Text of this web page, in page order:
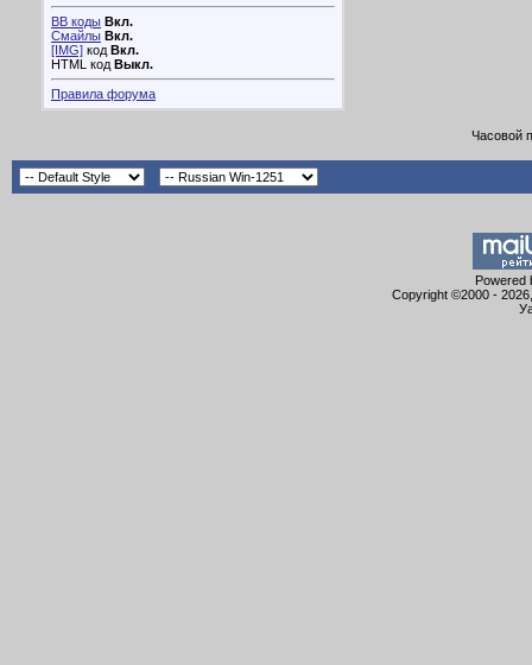
BB коды Вкл.
Смайлы Вкл.
[IMG] код Вкл.
HTML код Выкл.
Правила форума
Часовой
Powered
Copyright ©2000 -